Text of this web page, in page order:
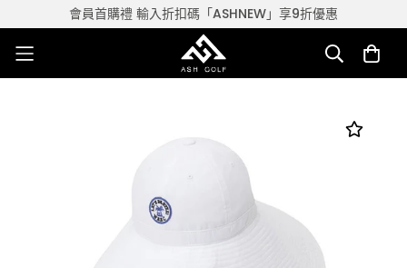
會員首購禮 輸入折扣碼「ASHNEW」享9折優惠